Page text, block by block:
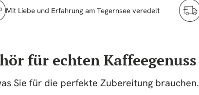
Mit Liebe und Erfahrung am Tegernsee veredelt
für echten Kaffeegenuss
Sie für die perfekte Zubereitung brauchen.